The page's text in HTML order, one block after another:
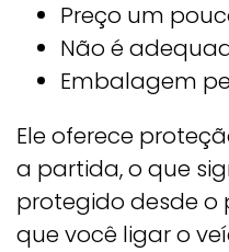
Preço um
Não é
Embalagem
Ele oferece
a partida, o que
protegido desde o
que você ligar o